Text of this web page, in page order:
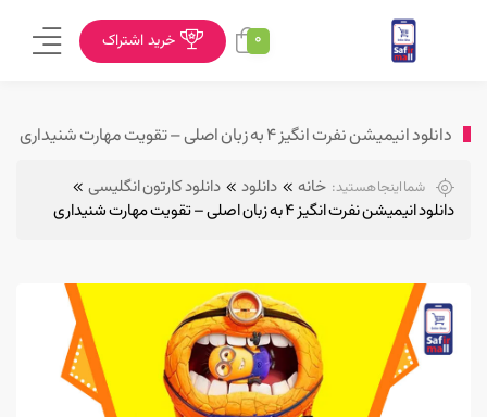
0 خرید اشتراک
دانلود انیمیشن نفرت انگیز ۴ به زبان اصلی – تقویت مهارت شنیداری
شما اینجا هستید: خانه دانلود
دانلود کارتون انگلیسی
دانلود انیمیشن نفرت انگیز ۴ به زبان اصلی – تقویت مهارت شنیداری